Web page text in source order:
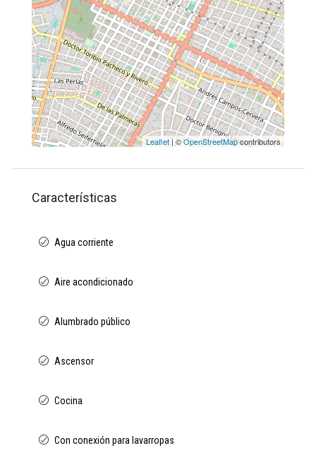
Leaflet | ©OpenStreetMapcontributors
Características
Agua corriente
Aire acondicionado
Alumbrado público
Ascensor
Cocina
Con conexión para lavarropas